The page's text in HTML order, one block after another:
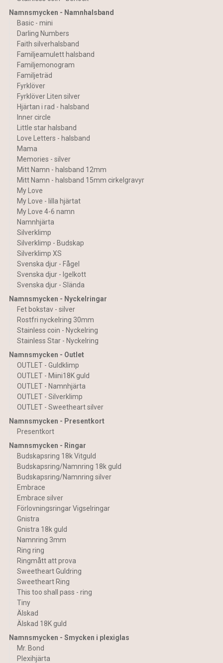
Namnsmycken - Namnhalsband
Basic - mini
Darling Numbers
Faith silverhalsband
Familjeamulett halsband
Familjemonogram
Familjeträd
Fyrklöver
Fyrklöver Liten silver
Hjärtan i rad - halsband
Inner circle
Little star halsband
Love Letters - halsband
Mama
Memories - silver
Mitt Namn - halsband 12mm
Mitt Namn - halsband 15mm cirkelgravyr
My Love
My Love - lilla hjärtat
My Love 4-6 namn
Namnhjärta
Silverklimp
Silverklimp - Budskap
Silverklimp XS
Svenska djur - Fågel
Svenska djur - Igelkott
Svenska djur - Slända
Namnsmycken - Nyckelringar
Fet bokstav - silver
Rostfri nyckelring 30mm
Stainless coin - Nyckelring
Stainless Star - Nyckelring
Namnsmycken - Outlet
OUTLET - Guldklimp
OUTLET - Miini18K guld
OUTLET - Namnhjärta
OUTLET - Silverklimp
OUTLET - Sweetheart silver
Namnsmycken - Presentkort
Presentkort
Namnsmycken - Ringar
Budskapsring 18k Vitguld
Budskapsring/Namnring 18k guld
Budskapsring/Namnring silver
Embrace
Embrace silver
Förlovningsringar Vigselringar
Gnistra
Gnistra 18k guld
Namnring 3mm
Ring ring
Ringmått att prova
Sweetheart Guldring
Sweetheart Ring
This too shall pass - ring
Tiny
Älskad
Älskad 18K guld
Namnsmycken - Smycken i plexiglas
Mr. Bond
Plexihjärta